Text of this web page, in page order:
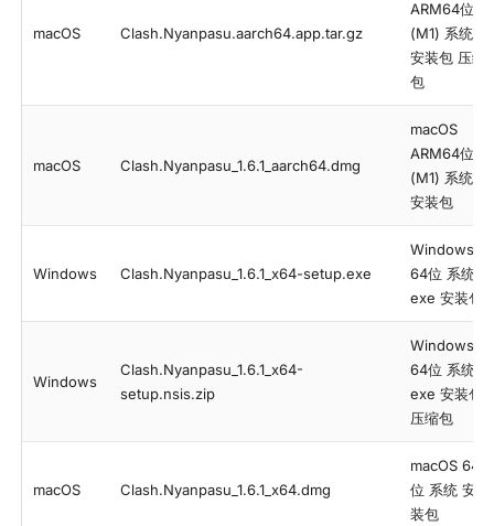
macOS Clash.Nyanpasu.aarch64.app.tar.gz
ARM64位
(M1) 系统
安装包 压缩
包
macOS Clash.Nyanpasu_1.6.1_aarch64.dmg
macOS
ARM64位
(M1) 系统
安装包
Windows Clash.Nyanpasu_1.6.1_x64-setup.exe
Windows
64位 系统
exe 安装包
Windows
Clash.Nyanpasu_1.6.1_x64-
setup.nsis.zip
Windows
64位 系统
exe 安装包
压缩包
macOS Clash.Nyanpasu_1.6.1_x64.dmg
macOS 64
位 系统 安
装包